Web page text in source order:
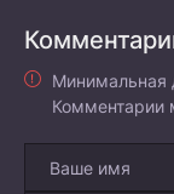
Минимальная
Комментарии